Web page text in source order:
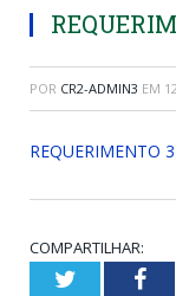
POR CR2-ADMIN3 EM
REQUERIMENTO
COMPARTILHAR:
Twitter